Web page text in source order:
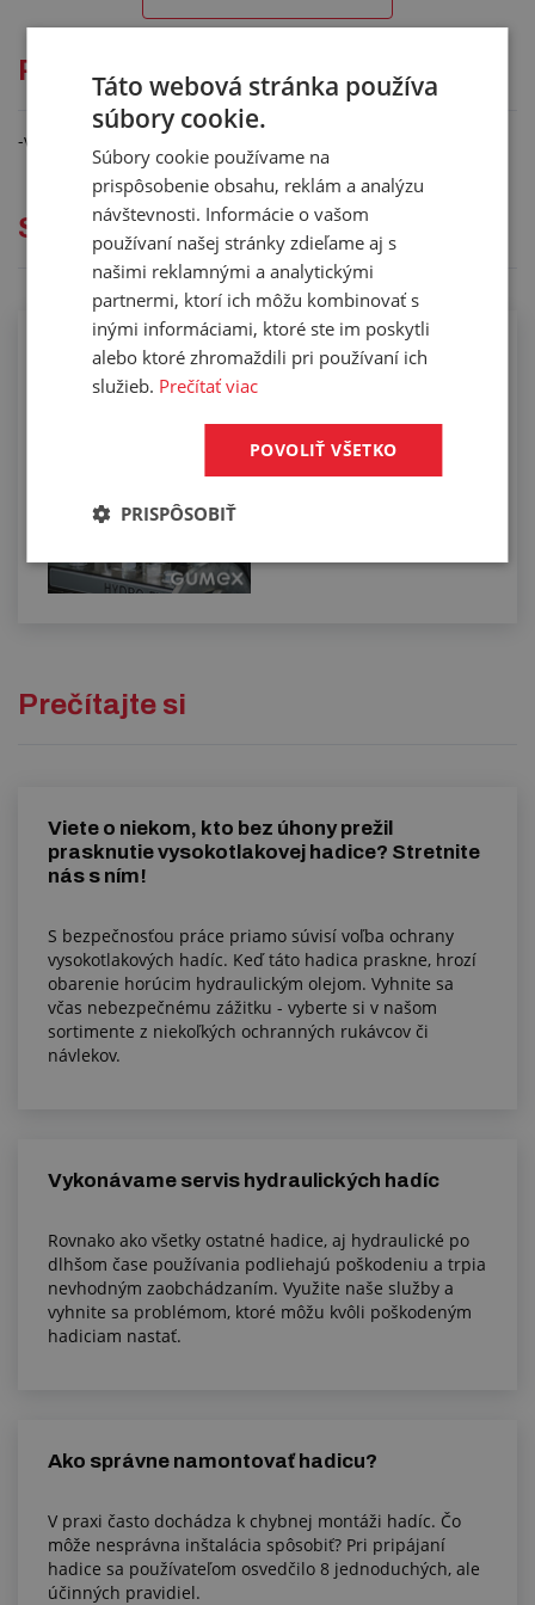
Podrobný popis: KONCOVKA AGN
-vonkajší závit NPTF
Služby
Osadzovanie hydraulických hadíc
Prečítajte si
Viete o niekom, kto bez úhony prežil
prasknutie vysokotlakovej hadice? Stretnite
nás s ním!
S bezpečnosťou práce priamo súvisí voľba ochrany
vysokotlakových hadíc. Keď táto hadica praskne, hrozí
obarenie horúcim hydraulickým olejom. Vyhnite sa
včas nebezpečnému zážitku - vyberte si v našom
sortimente z niekoľkých ochranných rukávcov či
návlekov.
Vykonávame servis hydraulických hadíc
Rovnako ako všetky ostatné hadice, aj hydraulické po
dlhšom čase používania podliehajú poškodeniu a trpia
nevhodným zaobchádzaním. Využite naše služby a
vyhnite sa problémom, ktoré môžu kvôli poškodeným
hadiciam nastať.
Ako správne namontovať hadicu?
V praxi často dochádza k chybnej montáži hadíc. Čo
môže nesprávna inštalácia spôsobiť? Pri pripájaní
hadice sa používateľom osvedčilo 8 jednoduchých, ale
účinných pravidiel.
Táto webová stránka používa
súbory cookie.
Súbory cookie používame na
prispôsobenie obsahu, reklám a analýzu
návštevnosti. Informácie o vašom
používaní našej stránky zdieľame aj s
našimi reklamnými a analytickými
partnermi, ktorí ich môžu kombinovať s
inými informáciami, ktoré ste im poskytli
alebo ktoré zhromaždili pri používaní ich
služieb. Prečítať viac
POVOLIŤ VŠETKO
PRISPÔSOBIŤ